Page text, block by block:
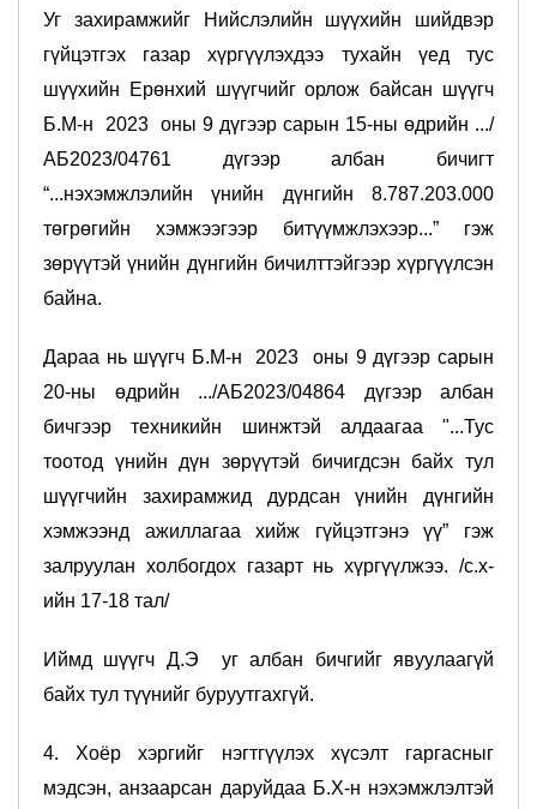
Уг захирамжийг Нийслэлийн шүүхийн шийдвэр
гүйцэтгэх газар хүргүүлэхдээ тухайн үед тус
шүүхийн Ерөнхий шүүгчийг орлож байсан шүүгч
Б.М-н 2023 оны 9 дүгээр сарын 15-ны өдрийн .../
АБ2023/04761 дүгээр албан бичигт
“...нэхэмжлэлийн үнийн дүнгийн 8.787.203.000
төгрөгийн хэмжээгээр битүүмжлэхээр...” гэж
зөрүүтэй үнийн дүнгийн бичилттэйгээр хүргүүлсэн
байна.
Дараа нь шүүгч Б.М-н 2023 оны 9 дүгээр сарын
20-ны өдрийн .../АБ2023/04864 дүгээр албан
бичгээр техникийн шинжтэй алдаагаа "...Тус
тоотод үнийн дүн зөрүүтэй бичигдсэн байх тул
шүүгчийн захирамжид дурдсан үнийн дүнгийн
хэмжээнд ажиллагаа хийж гүйцэтгэнэ үү” гэж
залруулан холбогдох газарт нь хүргүүлжээ. /с.х-
ийн 17-18 тал/
Иймд шүүгч Д.Э уг албан бичгийг явуулаагүй
байх тул түүнийг буруутгахгүй.
4. Хоёр хэргийг нэгтгүүлэх хүсэлт гаргасныг
мэдсэн, анзаарсан даруйдаа Б.Х-н нэхэмжлэлтэй